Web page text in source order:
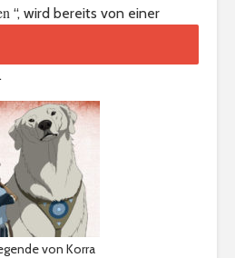
“, wird bereits von einer
von Korra